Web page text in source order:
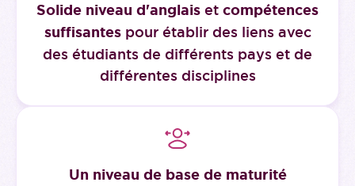
Solide niveau d'anglais et compétences
suffisantespour établir des liens avec
des étudiants de différents pays et de
différentes disciplines
Un niveau de base de maturité